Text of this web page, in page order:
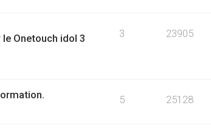
Onetouch idol 3
3 23905
5 25128